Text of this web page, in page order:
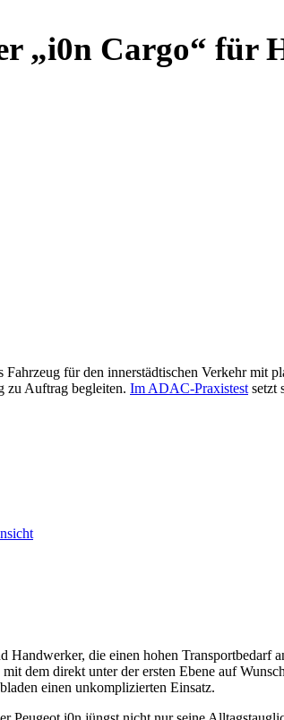
„i0n Cargo“ für
für den innerstädtischen Verkehr
zu Auftrag begleiten. Im ADAC-Praxistest setzt
die einen hohen
dem direkt unter der ersten Ebene auf
einen unkomplizierten Einsatz.